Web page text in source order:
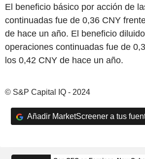
El beneficio básico por acción de
continuadas fue de 0,36 CNY
de hace un año. El beneficio
operaciones continuadas fue de
los 0,42 CNY de hace un año.
© S&P Capital IQ - 2024
Añadir MarketScreener a tus